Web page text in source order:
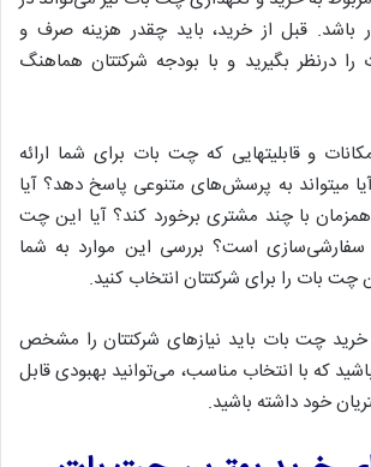
باشد. قبل از خرید، باید چقدر هزینه صرف و
درنظر بگیرید و با بودجه شرکتتان هماهنگ
و قابلیتهایی که چت بات برای شما ارائه
میتواند به پرسش‌های متنوعی پاسخ دهد؟ آیا
با چند مشتری برخورد کند؟ آیا این چت
سفارشی‌سازی است؟ بررسی این موارد به شما
بات را برای شرکتتان انتخاب کنید.
خرید چت بات باید نیازهای شرکتتان را مشخص
که با انتخاب مناسب، می‌توانید بهبودی قابل
خود داشته باشید.